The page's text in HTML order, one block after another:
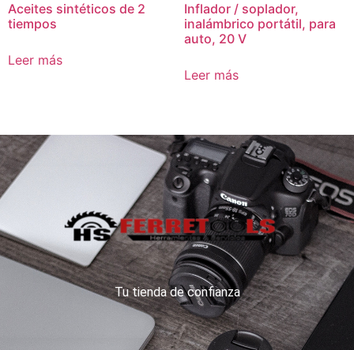
Aceites sintéticos de 2
tiempos
Leer más
Inflador / soplador,
inalámbrico portátil, para
auto, 20 V
Leer más
Tu tienda de confianza